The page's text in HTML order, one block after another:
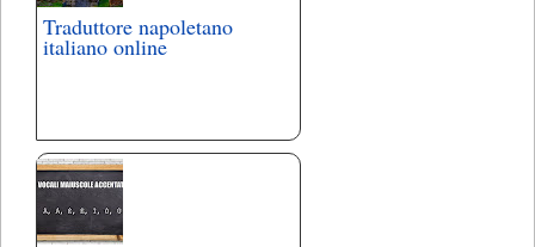
Traduttore napoletano
italiano online